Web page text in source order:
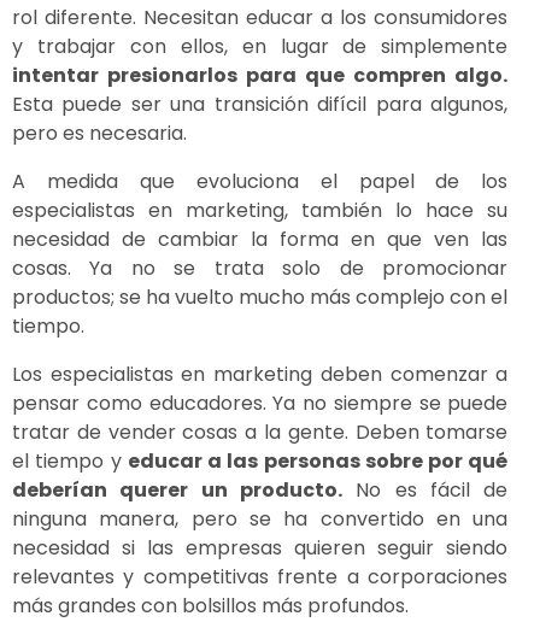
rol diferente. Necesitan educar a los consumidores
y trabajar con ellos, en lugar de simplemente
intentar presionarlos para que compren algo.
Esta puede ser una transición difícil para algunos,
pero es necesaria.
A medida que evoluciona el papel de los
especialistas en marketing, también lo hace su
necesidad de cambiar la forma en que ven las
cosas. Ya no se trata solo de promocionar
productos; se ha vuelto mucho más complejo con el
tiempo.
Los especialistas en marketing deben comenzar a
pensar como educadores. Ya no siempre se puede
tratar de vender cosas a la gente. Deben tomarse
el tiempo y educar a las personas sobre por qué
deberían querer un producto. No es fácil de
ninguna manera, pero se ha convertido en una
necesidad si las empresas quieren seguir siendo
relevantes y competitivas frente a corporaciones
más grandes con bolsillos más profundos.